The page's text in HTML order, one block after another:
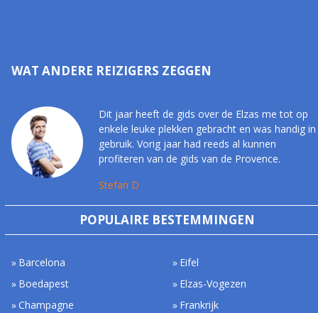
WAT ANDERE REIZIGERS ZEGGEN
Dit jaar heeft de gids over de Elzas me tot op
enkele leuke plekken gebracht en was handig in
gebruik. Vorig jaar had reeds al kunnen
profiteren van de gids van de Provence.
Stefan D
POPULAIRE BESTEMMINGEN
Barcelona
Boedapest
Champagne
Eifel
Elzas-Vogezen
Frankrijk